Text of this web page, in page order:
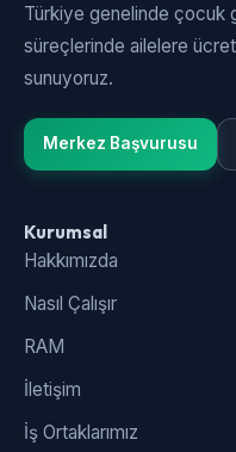
Türkiye genelinde çocuk
süreçlerinde ailelere
sunuyoruz.
Merkez Başvurusu
Kurumsal
Hakkımızda
Nasıl Çalışır
RAM
İletişim
İş Ortaklarımız